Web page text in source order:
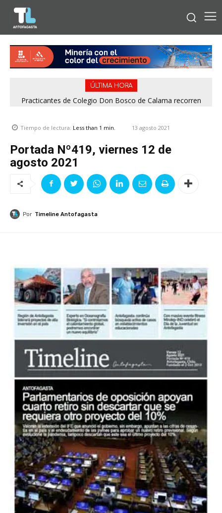
ÚLTIMA HORA
Practicantes de Colegio Don Bosco de Calama recorren
Tiempo de lectura: Less than 1 min. 13 agosto 2021
Portada Nº419, viernes 12 de
agosto 2021
Por Timeline Antofagasta